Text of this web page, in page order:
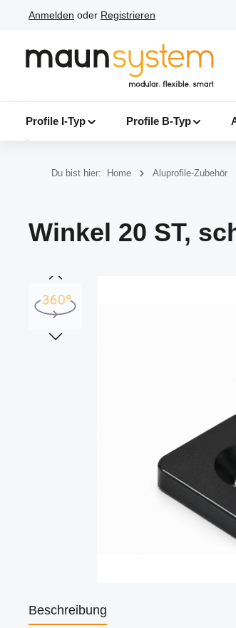
Hauptinhalt springen
Zur Suche springen
Zur Hauptnavigation springen
Anmelden oder Registrieren
Profile I-Typ Profile B-Typ
Du bist hier: Home Aluprofile-Zubehör
Winkel 20 ST,
Beschreibung